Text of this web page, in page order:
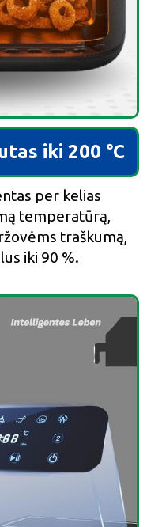
iki 200 °C
per kelias
temperatūrą,
traškumą,
iki 90 %.